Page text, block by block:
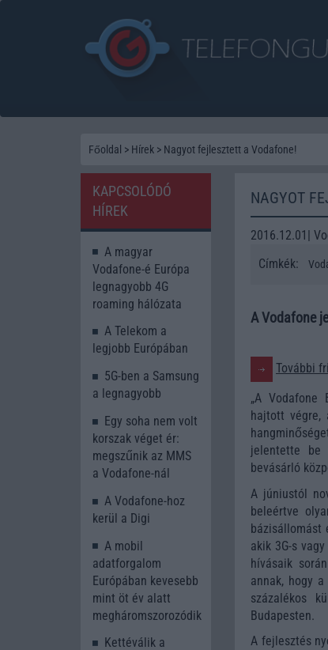
Főoldal > Hírek > Nagyot fejlesztett a Vodafone!
NAGYOT
2016.12.01|
Címkék:
A Vodafone
További
„A Vodafone
hajtott végre,
jelentette be
bevásárló
A júniustól
beleértve
bázisállomást
akik 3G-s
hívásaik
annak, hogy
százalékos
Budapesten.
A fejlesztés
KAPCSOLÓDÓ
HÍREK
A magyar
Vodafone-é Európa
legnagyobb 4G
roaming hálózata
A Telekom a
legjobb Európában
5G-ben a Samsung
a legnagyobb
Egy soha nem volt
korszak véget ér:
megszűnik az MMS
a Vodafone-nál
A Vodafone-hoz
kerül a Digi
A mobil
adatforgalom
Európában kevesebb
mint öt év alatt
megháromszorozódik
Kettéválik a